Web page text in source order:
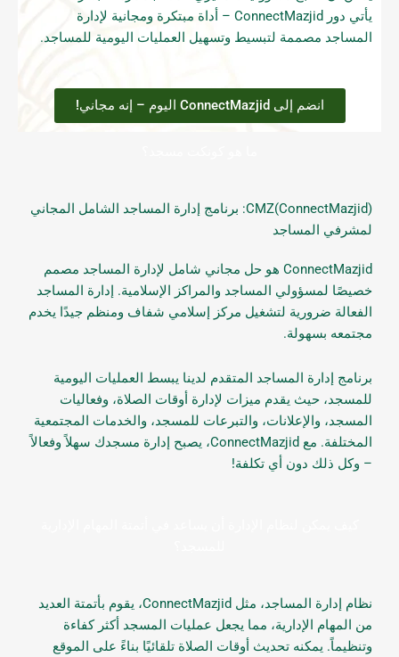
يأتي دور ConnectMazjid – أداة مبتكرة ومجانية لإدارة
المساجد مصممة لتبسيط وتسهيل العمليات اليومية للمساجد.
انضم إلى ConnectMazjid اليوم – إنه مجاني!
CMZ(ConnectMazjid): برنامج إدارة المساجد الشامل المجاني
لمشرفي المساجد
ConnectMazjid هو حل مجاني شامل لإدارة المساجد مصمم
خصيصًا لمسؤولي المساجد والمراكز الإسلامية. إدارة المساجد
الفعالة ضرورية لتشغيل مركز إسلامي شفاف ومنظم جيدًا يخدم
مجتمعه بسهولة.
برنامج إدارة المساجد المتقدم لدينا يبسط العمليات اليومية
للمسجد، حيث يقدم ميزات لإدارة أوقات الصلاة، وفعاليات
المسجد، والإعلانات، والتبرعات للمسجد، والخدمات المجتمعية
المختلفة. مع ConnectMazjid، يصبح إدارة مسجدك سهلاً وفعالاً
– وكل ذلك دون أي تكلفة!
نظام إدارة المساجد، مثل ConnectMazjid، يقوم بأتمتة العديد
من المهام الإدارية، مما يجعل عمليات المسجد أكثر كفاءة
وتنظيماً. يمكنه تحديث أوقات الصلاة تلقائيًا بناءً على الموقع